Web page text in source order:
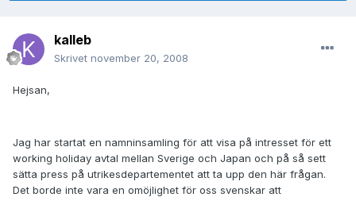
kalleb
Skrivet november 20, 2008
Hejsan,
Jag har startat en namninsamling för att visa på intresset för ett
working holiday avtal mellan Sverige och Japan och på så sett
sätta press på utrikesdepartementet att ta upp den här frågan.
Det borde inte vara en omöjlighet för oss svenskar att